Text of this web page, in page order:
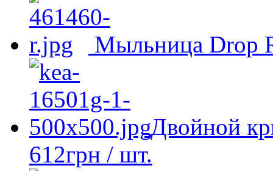
Мыльница Drop
Двойной
612грн / шт.